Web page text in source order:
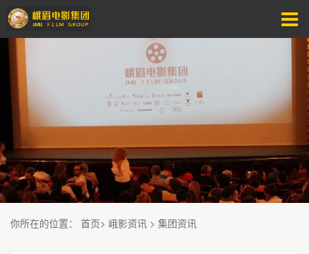
你所在的位置： 首页> 峨影资讯 > 集团资讯